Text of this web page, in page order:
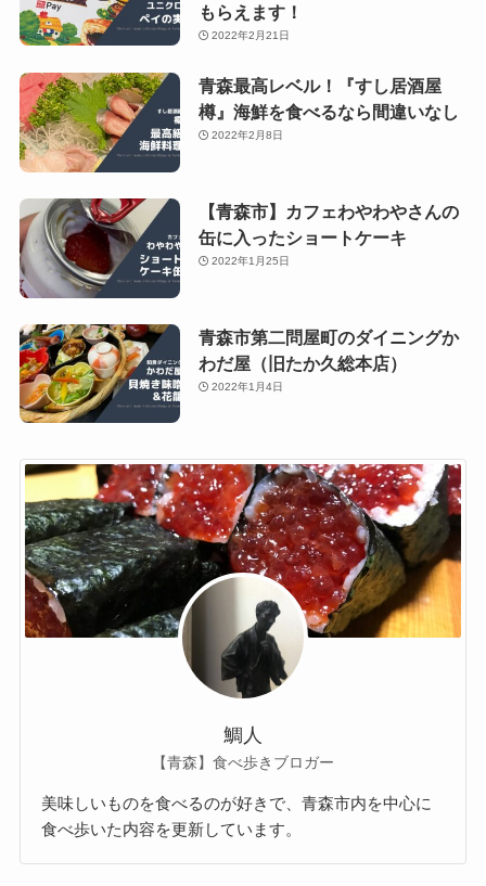
もらえます！
2022年2月21日
青森最高レベル！『すし居酒屋
樽』海鮮を食べるなら間違いなし
2022年2月8日
【青森市】カフェわやわやさんの
缶に入ったショートケーキ
2022年1月25日
青森市第二問屋町のダイニングか
わだ屋（旧たか久総本店）
2022年1月4日
鯛人
【青森】食べ歩きブロガー
美味しいものを食べるのが好きで、青森市内を中心に
食べ歩いた内容を更新しています。